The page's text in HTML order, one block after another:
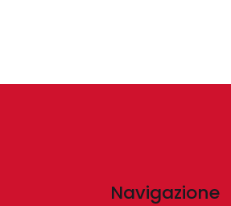
Navigazione